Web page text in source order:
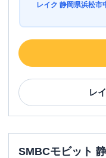
レイク 静岡県浜松市
レ
SMBCモビット